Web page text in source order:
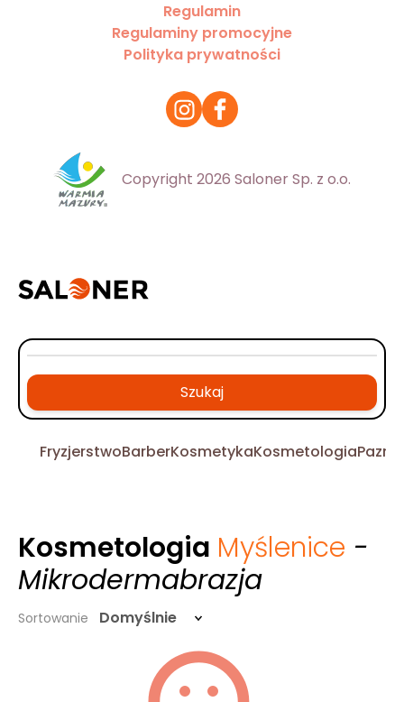
Regulamin
Regulaminy promocyjne
Polityka prywatności
Copyright 2026 Saloner Sp. z o.o.
Szukaj
FryzjerstwoBarberKosmetykaKosmetologia
Kosmetologia Myślenice -
Mikrodermabrazja
Sortowanie Domyślnie